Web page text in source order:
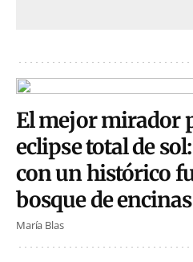
El mejor mirador
eclipse total de
con un histórico
bosque de encinas
María Blas